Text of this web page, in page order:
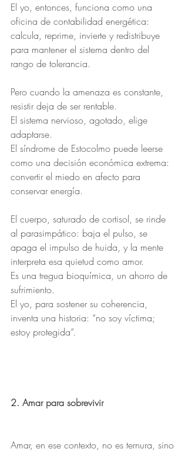
El yo, entonces, funciona como una
oficina de contabilidad energética:
calcula, reprime, invierte y redistribuye
para mantener el sistema dentro del
rango de tolerancia.
Pero cuando la amenaza es constante,
resistir deja de ser rentable.
El sistema nervioso, agotado, elige
adaptarse.
El síndrome de Estocolmo puede leerse
como una decisión económica extrema:
convertir el miedo en afecto para
conservar energía.
El cuerpo, saturado de cortisol, se rinde
al parasimpático: baja el pulso, se
apaga el impulso de huida, y la mente
interpreta esa quietud como amor.
Es una tregua bioquímica, un ahorro de
sufrimiento.
El yo, para sostener su coherencia,
inventa una historia: “no soy víctima;
estoy protegida”.
2. Amar para sobrevivir
Amar, en ese contexto, no es ternura, sino